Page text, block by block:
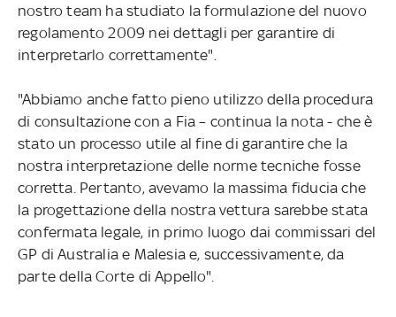
nostro team ha studiato la formulazione del nuovo
regolamento 2009 nei dettagli per garantire di
interpretarlo correttamente".
"Abbiamo anche fatto pieno utilizzo della procedura
di consultazione con a Fia – continua la nota - che è
stato un processo utile al fine di garantire che la
nostra interpretazione delle norme tecniche fosse
corretta. Pertanto, avevamo la massima fiducia che
la progettazione della nostra vettura sarebbe stata
confermata legale, in primo luogo dai commissari del
GP di Australia e Malesia e, successivamente, da
parte della Corte di Appello".